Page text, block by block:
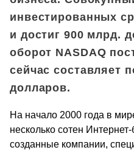
инвестированных
и достиг 900 млрд.
оборот NASDAQ
сейчас составляет
долларов.
На начало 2000 года в
несколько сотен
созданные компании,